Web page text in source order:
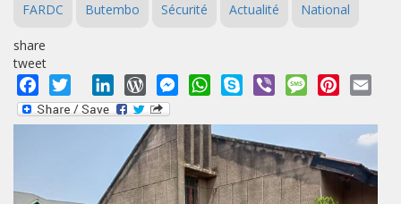
FARDC Butembo Sécurité Actualité National
share
tweet
Facebook
Twitter LinkedInWordPressMessengerWhatsApp
Skype Viber MessagePinterest